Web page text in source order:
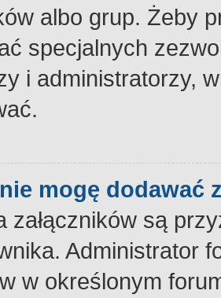
albo grup. Żeby
specjalnych
i administratorzy,
mogę dodawać
załączników są
Administrator
w określonym